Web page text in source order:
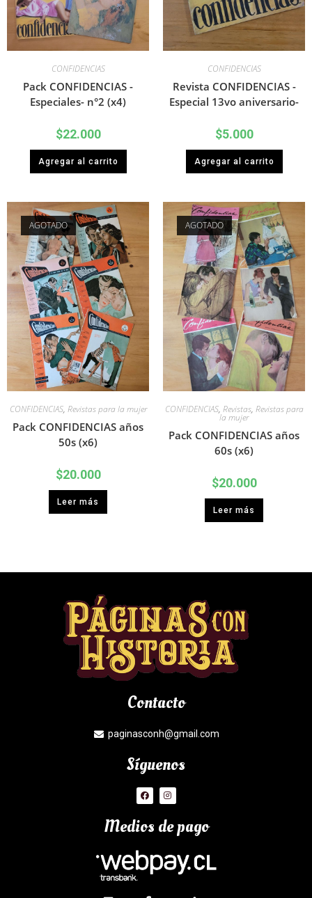
CONFIDENCIAS
Pack CONFIDENCIAS -
Especiales- n°2 (x4)
$22.000
Agregar al carrito
CONFIDENCIAS
Revista CONFIDENCIAS -
Especial 13vo aniversario-
$5.000
Agregar al carrito
AGOTADO
CONFIDENCIAS, Revistas para la mujer
Pack CONFIDENCIAS años
50s (x6)
$20.000
Leer más
AGOTADO
CONFIDENCIAS, Revistas, Revistas para
la mujer
Pack CONFIDENCIAS años
60s (x6)
$20.000
Leer más
Contacto
paginasconh@gmail.com
Síguenos
Medios de pago